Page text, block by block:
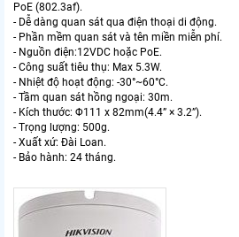
PoE (802.3af).
- Dễ dàng quan sát qua điện thoại di động.
- Phần mềm quan sát và tên miền miễn phí.
- Nguồn điện:12VDC hoặc PoE.
- Công suất tiêu thụ: Max 5.3W.
- Nhiệt độ hoạt động: -30°~60°C.
- Tầm quan sát hồng ngoại: 30m.
- Kích thước: Φ111 x 82mm(4.4” × 3.2”).
- Trọng lượng: 500g.
- Xuất xứ: Đài Loan.
- Bảo hành: 24 tháng.